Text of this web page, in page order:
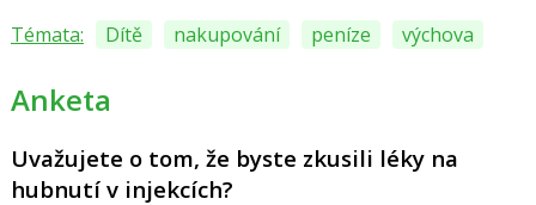
Témata:
Dítě nakupování peníze výchova
Anketa
Uvažujete o tom, že byste zkusili léky na
hubnutí v injekcích?